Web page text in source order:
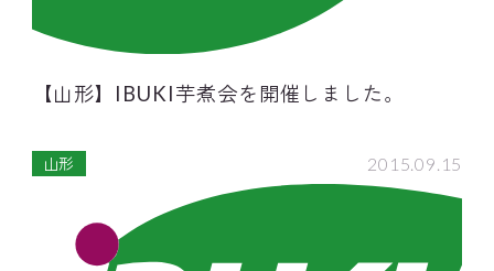
【山形】IBUKI芋煮会を開催しました。
山形 2015.09.15